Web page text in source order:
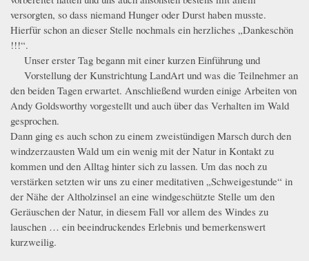
versorgten, so dass niemand Hunger oder Durst haben musste.
Hierfür schon an dieser Stelle nochmals ein herzliches „Dankeschön
!!!“.
_MG_1140.JPG
Unser erster Tag begann mit einer kurzen Einführung und
Vorstellung der Kunstrichtung LandArt und was die Teilnehmer an
den beiden Tagen erwartet. Anschließend wurden einige Arbeiten von
Andy Goldsworthy vorgestellt und auch über das Verhalten im Wald
gesprochen.
Dann ging es auch schon zu einem zweistündigen Marsch durch den
windzerzausten Wald um ein wenig mit der Natur in Kontakt zu
kommen und den Alltag hinter sich zu lassen. Um das noch zu
verstärken setzten wir uns zu einer meditativen „Schweigestunde“ in
der Nähe der Altholzinsel an eine windgeschützte Stelle um den
Geräuschen der Natur, in diesem Fall vor allem des Windes zu
lauschen … ein beeindruckendes Erlebnis und bemerkenswert
kurzweilig.